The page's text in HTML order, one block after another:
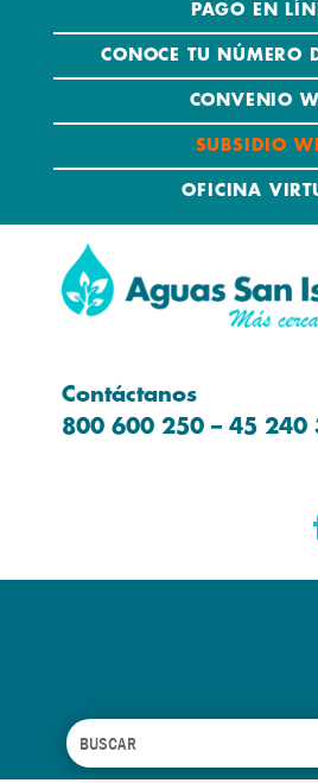
PAGO EN
CONOCE TU NÚMERO
CONVENIO
SUBSIDIO
OFICINA
Contáctanos
800 600 250 – 45 240